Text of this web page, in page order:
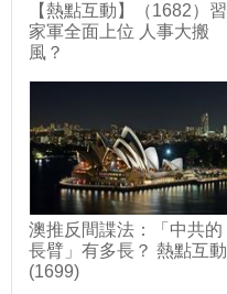
【熱點互動】（1682）習
家軍全面上位 人事大搬
風？
澳推反間諜法：「中共的
長臂」有多長？ 熱點互動
(1699)